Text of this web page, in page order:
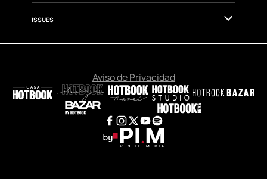
ISSUES
Aviso de Privacidad